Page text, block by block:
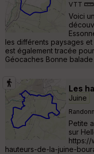
VTT
Voici
les différents paysages
est également tracée
Géocaches Bonne balade
Les
Juine
Petite
sur
https://
hauteurs-de-la-juine-